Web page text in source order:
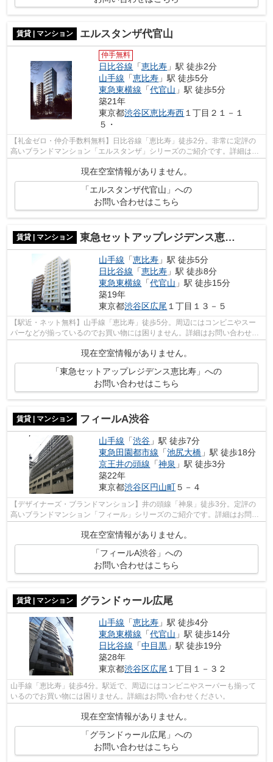
賃貸 | マンション エルスタンザ代官山
仲手無料
日比谷線 「恵比寿 」駅 徒歩2分
山手線 「恵比寿 」駅 徒歩5分
東急東横線 「代官山 」駅 徒歩5分
築21年
東京都渋谷区恵比寿西１丁目２１－１
５・
【礼金ゼロ・仲介手数料無料】日比谷線「恵比寿」徒歩2分。非常に定評の
高いブランドマンション「エルスタンザ」シリーズのご紹介です。詳細はお
現在空室情報がありません。
「エルスタンザ代官山」への
お問い合わせはこちら
賃貸 | マンション 東急セットアップレジデンス恵比寿
山手線 「恵比寿 」駅 徒歩5分
日比谷線 「恵比寿 」駅 徒歩8分
東急東横線 「代官山 」駅 徒歩15分
築19年
東京都渋谷区広尾 １丁目１３－５
【駅近・ネット無料】山手線「恵比寿」徒歩5分。周辺にはコンビニやスー
パーなどが揃っているのでお買い物には困りません。詳細はお問い合わせく
現在空室情報がありません。
「東急セットアップレジデンス恵比寿」への
お問い合わせはこちら
賃貸 | マンション フィールA渋谷
山手線 「渋谷 」駅 徒歩7分
東急田園都市線 「池尻大橋 」駅 徒歩18分
京王井の頭線 「神泉 」駅 徒歩3分
築22年
東京都渋谷区円山町５－４
【デザイナーズ・ブランドマンション】井の頭線「神泉」徒歩3分。定評の
高いブランドマンション「フィール」シリーズのご紹介です。詳細はお問い
合わせください。
現在空室情報がありません。
「フィールA渋谷」への
お問い合わせはこちら
賃貸 | マンション グランドゥール広尾
山手線 「恵比寿 」駅 徒歩4分
東急東横線 「代官山 」駅 徒歩14分
日比谷線 「中目黒 」駅 徒歩19分
築28年
東京都渋谷区広尾 １丁目１－３２
山手線「恵比寿」徒歩4分。駅近で、周辺にはコンビニやスーパーも揃って
いるのでお買い物には困りません。詳細はお問い合わせください。
現在空室情報がありません。
「グランドゥール広尾」への
お問い合わせはこちら